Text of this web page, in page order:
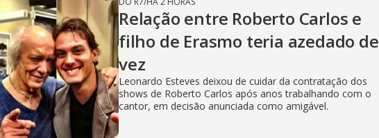
Relação entre Roberto Carlos e
filho de Erasmo teria azedado de
vez
Leonardo Esteves deixou de cuidar da contratação dos
shows de Roberto Carlos após anos trabalhando com o
cantor, em decisão anunciada como amigável.